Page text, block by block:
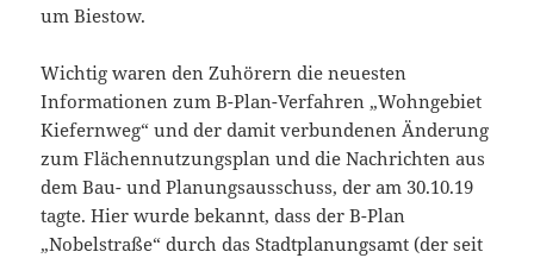
um Biestow.
Wichtig waren den Zuhörern die neuesten
Informationen zum B-Plan-Verfahren „Wohngebiet
Kiefernweg“ und der damit verbundenen Änderung
zum Flächennutzungsplan und die Nachrichten aus
dem Bau- und Planungsausschuss, der am 30.10.19
tagte. Hier wurde bekannt, dass der B-Plan
„Nobelstraße“ durch das Stadtplanungsamt (der seit